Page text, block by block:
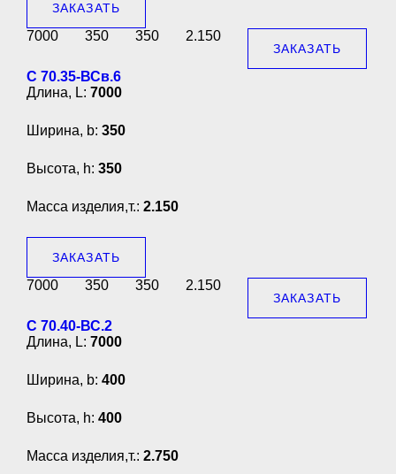
ЗАКАЗАТЬ
7000 350 350 2.150
ЗАКАЗАТЬ
С 70.35-ВСв.6
Длина, L: 7000
Ширина, b: 350
Высота, h: 350
Масса изделия,т.: 2.150
ЗАКАЗАТЬ
7000 350 350 2.150
ЗАКАЗАТЬ
С 70.40-ВС.2
Длина, L: 7000
Ширина, b: 400
Высота, h: 400
Масса изделия,т.: 2.750